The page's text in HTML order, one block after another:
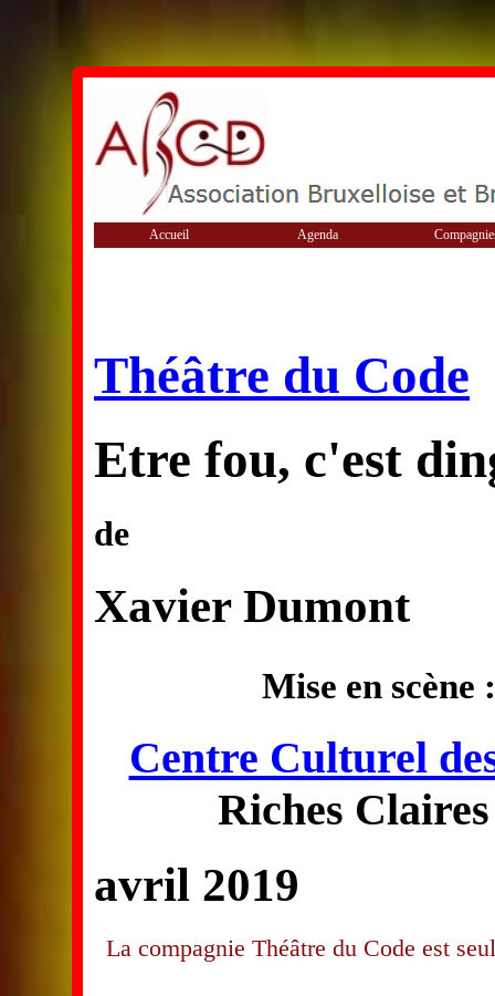
Accueil Agenda
Théâtre du Code
Etre fou, c'est
de
Xavier Dumont
Mise en scène
Centre Culturel
Riches
avril 2019
La compagnie Théâtre du Code est